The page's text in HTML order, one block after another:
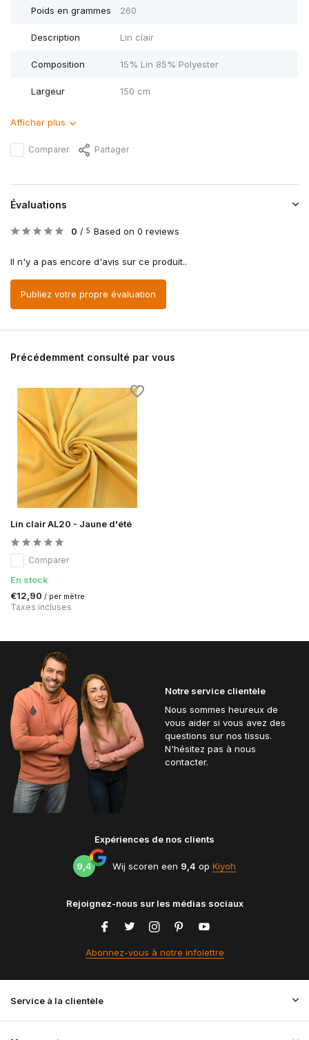
Poids en grammes 260
Description Lin clair
Composition 15% Lin 85% Polyester
Largeur 150 cm
Afficher plus
Comparer Partager
Évaluations
0 / 5 Based on 0 reviews
Il n'y a pas encore d'avis sur ce produit..
Publiez votre propre évaluation
Précédemment consulté par vous
Lin clair AL20 - Jaune d'été
Comparer
En stock
€12,90 / per mètre
Taxes incluses
Notre service clientèle
Nous sommes heureux de
vous aider si vous avez des
questions sur nos tissus.
N'hésitez pas à nous
contacter.
Expériences de nos clients
9,4 Wij scoren een 9,4 op Kiyoh
Rejoignez-nous sur les médias sociaux
Abonnez-vous à notre infolettre
Service à la clientèle